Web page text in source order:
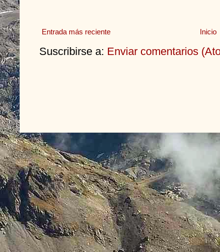
Entrada más reciente Inicio
Suscribirse a: Enviar comentarios